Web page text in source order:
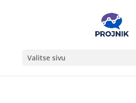
Valitse sivu